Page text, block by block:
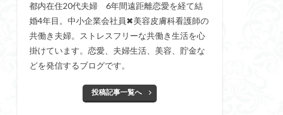
都内在住20代夫婦 6年間遠距離恋愛を経て結
婚4年目。中小企業会社員✖美容皮膚科看護師の
共働き夫婦。ストレスフリーな共働き生活を心
掛けています。恋愛、夫婦生活、美容、貯金な
どを発信するブログです。
投稿記事一覧へ